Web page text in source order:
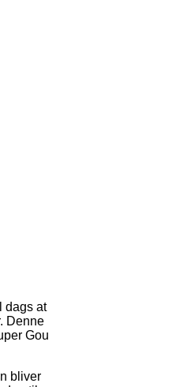
dags at
Denne
Gou
bliver